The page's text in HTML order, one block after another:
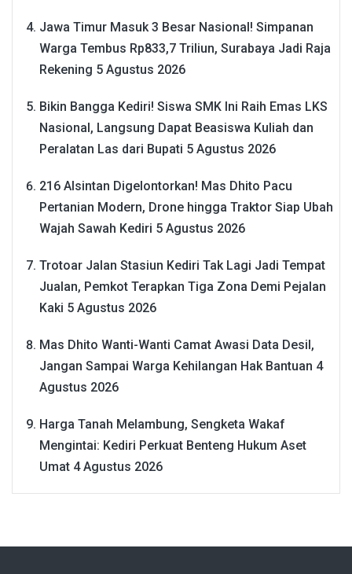
Jawa Timur Masuk 3 Besar Nasional! Simpanan
Warga Tembus Rp833,7 Triliun, Surabaya Jadi Raja
Rekening 5 Agustus 2026
Bikin Bangga Kediri! Siswa SMK Ini Raih Emas LKS
Nasional, Langsung Dapat Beasiswa Kuliah dan
Peralatan Las dari Bupati 5 Agustus 2026
216 Alsintan Digelontorkan! Mas Dhito Pacu
Pertanian Modern, Drone hingga Traktor Siap Ubah
Wajah Sawah Kediri 5 Agustus 2026
Trotoar Jalan Stasiun Kediri Tak Lagi Jadi Tempat
Jualan, Pemkot Terapkan Tiga Zona Demi Pejalan
Kaki 5 Agustus 2026
Mas Dhito Wanti-Wanti Camat Awasi Data Desil,
Jangan Sampai Warga Kehilangan Hak Bantuan 4
Agustus 2026
Harga Tanah Melambung, Sengketa Wakaf
Mengintai: Kediri Perkuat Benteng Hukum Aset
Umat 4 Agustus 2026